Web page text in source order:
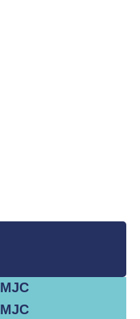
MJC
MJC